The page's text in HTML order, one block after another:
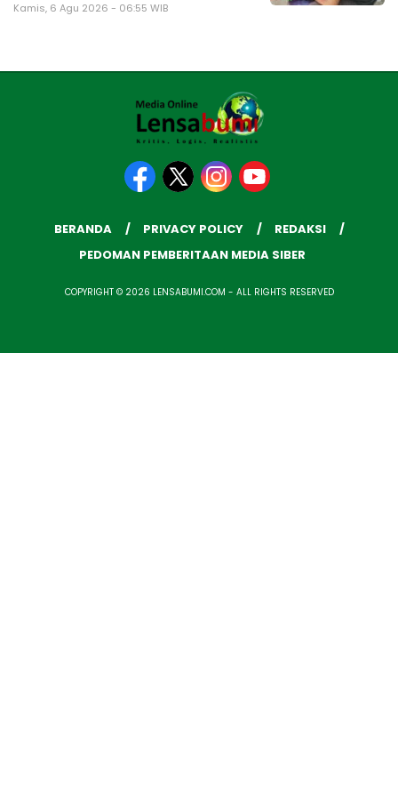
Kamis, 6 Agu 2026 - 06:55 WIB
BERANDA PRIVACY POLICY
REDAKSI
PEDOMAN PEMBERITAAN MEDIA SIBER
COPYRIGHT © 2026 LENSABUMI.COM - ALL RIGHTS RESERVED